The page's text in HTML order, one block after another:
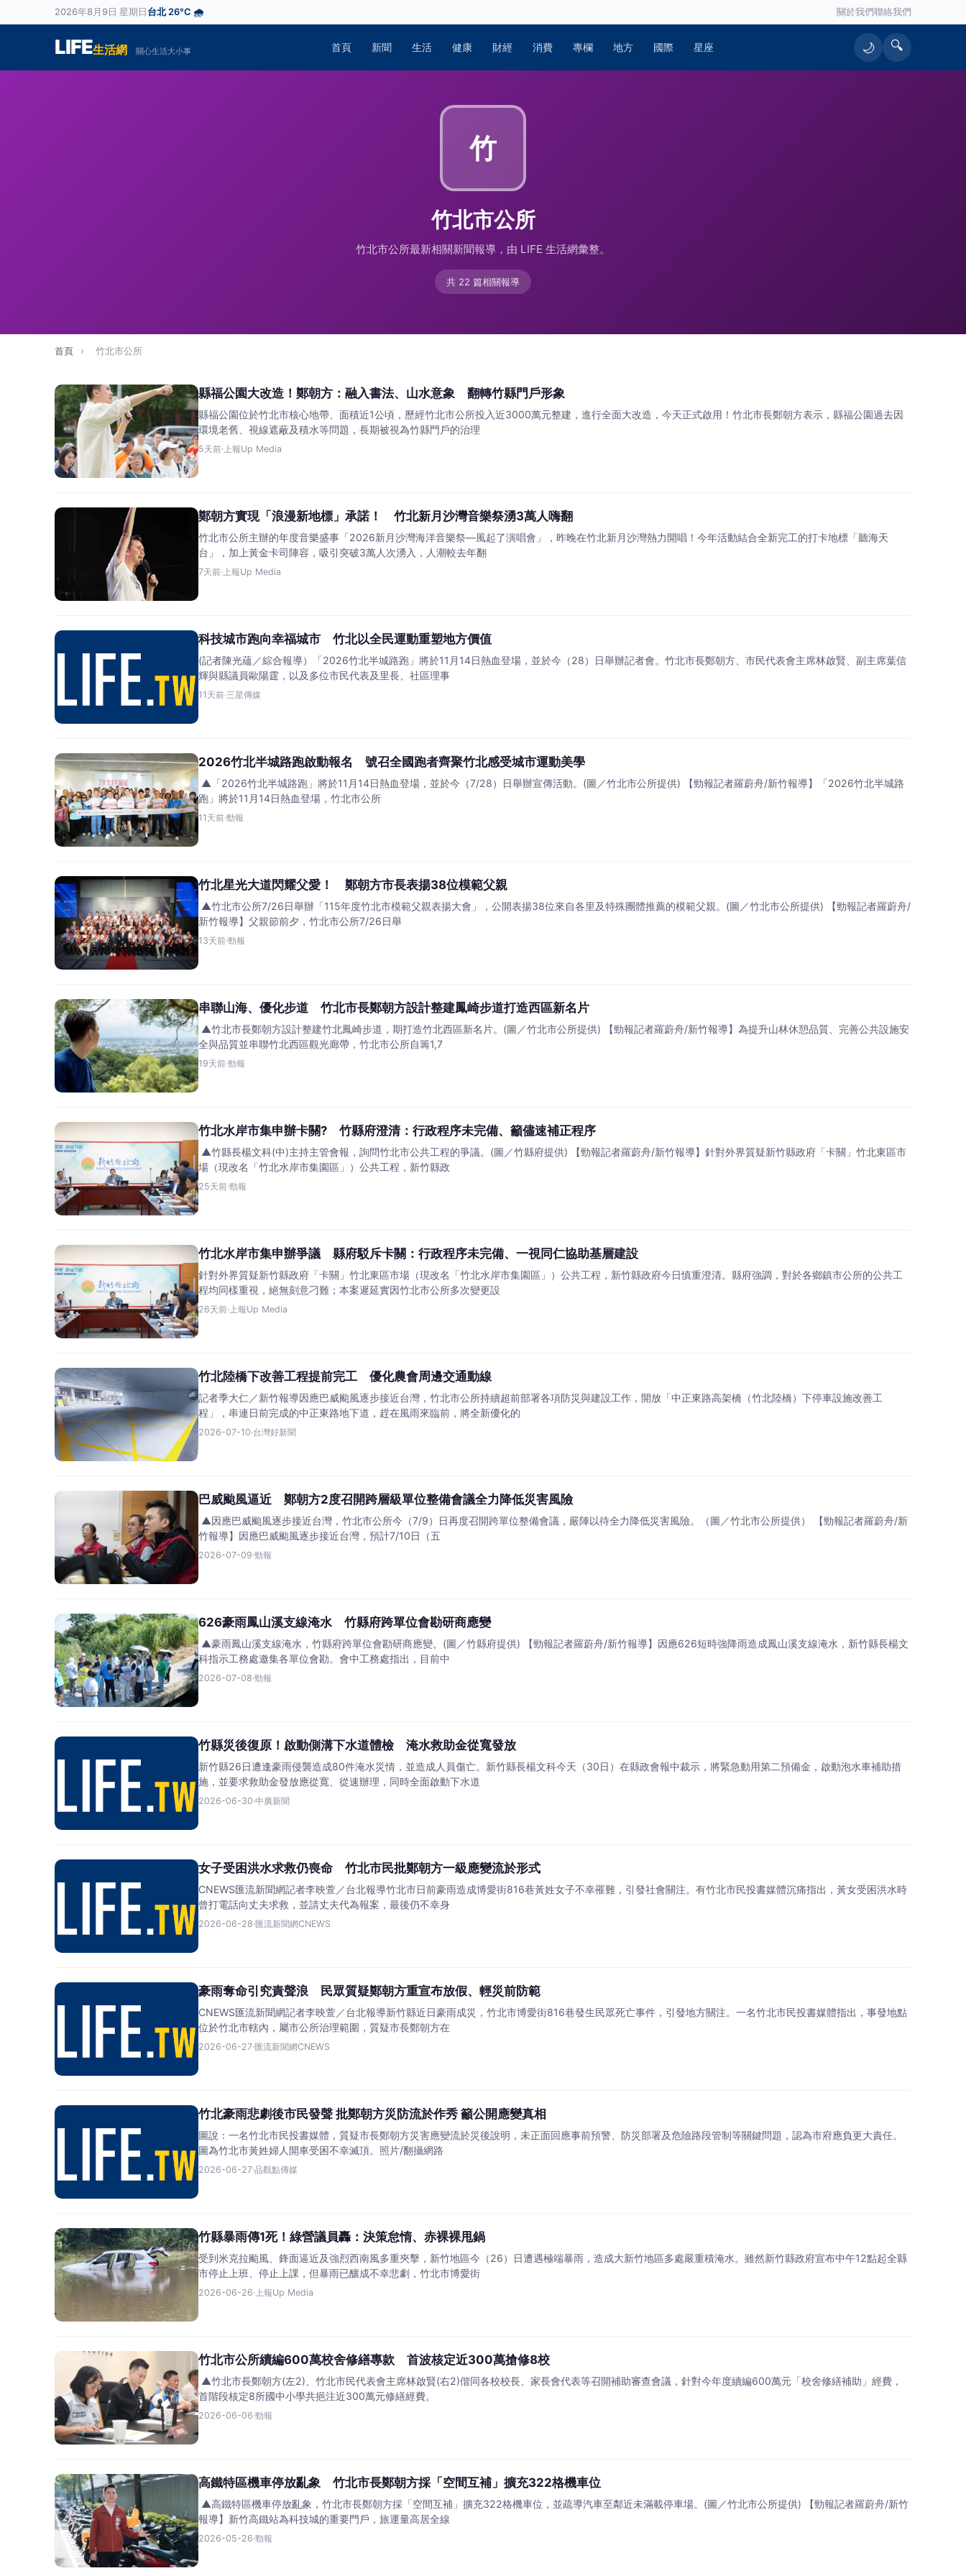
2026年8月9日 星期日 台北 26°C 🌧️ 關於我們聯絡我們
LIFE生活網 關心生活大小事 首頁 新聞 生活 健康 財經 消費 專欄 地方 國際 星座 🌙 🔍
竹
竹北市公所
竹北市公所最新相關新聞報導，由 LIFE 生活網彙整。
共 22 篇相關報導
首頁 › 竹北市公所
縣福公園大改造！鄭朝方：融入書法、山水意象 翻轉竹縣門戶形象
縣福公園位於竹北市核心地帶、面積近1公頃，歷經竹北市公所投入近3000萬元整建，進行全面大改造，今天正式啟用！竹北市長鄭朝方表示，縣福公園過去因
環境老舊、視線遮蔽及積水等問題，長期被視為竹縣門戶的治理
5天前·上報Up Media
鄭朝方實現「浪漫新地標」承諾！ 竹北新月沙灣音樂祭湧3萬人嗨翻
​竹北市公所主辦的年度音樂盛事「2026新月沙灣海洋音樂祭—風起了演唱會」，昨晚在竹北新月沙灣熱力開唱！今年活動結合全新完工的打卡地標「聽海天
台」，加上黃金卡司陣容，吸引突破3萬人次湧入，人潮較去年翻
7天前·上報Up Media
科技城市跑向幸福城市 竹北以全民運動重塑地方價值
(記者陳光蘊／綜合報導）「2026竹北半城路跑」將於11月14日熱血登場，並於今（28）日舉辦記者會。竹北市長鄭朝方、市民代表會主席林啟賢、副主席葉信
輝與縣議員歐陽霆，以及多位市民代表及里長、社區理事
11天前·三星傳媒
2026竹北半城路跑啟動報名 號召全國跑者齊聚竹北感受城市運動美學
▲「2026竹北半城路跑」將於11月14日熱血登場，並於今（7/28）日舉辦宣傳活動。(圖／竹北市公所提供) 【勁報記者羅蔚舟/新竹報導】「2026竹北半城路
跑」將於11月14日熱血登場，竹北市公所
11天前·勁報
竹北星光大道閃耀父愛！ 鄭朝方市長表揚38位模範父親
▲竹北市公所7/26日舉辦「115年度竹北市模範父親表揚大會」，公開表揚38位來自各里及特殊團體推薦的模範父親。(圖／竹北市公所提供) 【勁報記者羅蔚舟/
新竹報導】父親節前夕，竹北市公所7/26日舉
13天前·勁報
串聯山海、優化步道 竹北市長鄭朝方設計整建鳳崎步道打造西區新名片
▲竹北市長鄭朝方設計整建竹北鳳崎步道，期打造竹北西區新名片。(圖／竹北市公所提供) 【勁報記者羅蔚舟/新竹報導】為提升山林休憩品質、完善公共設施安
全與品質並串聯竹北西區觀光廊帶，竹北市公所自籌1,7
19天前·勁報
竹北水岸市集申辦卡關? 竹縣府澄清：行政程序未完備、籲儘速補正程序
▲竹縣長楊文科(中)主持主管會報，詢問竹北市公共工程的爭議。(圖／竹縣府提供) 【勁報記者羅蔚舟/新竹報導】針對外界質疑新竹縣政府「卡關」竹北東區市
場（現改名「竹北水岸市集園區」）公共工程，新竹縣政
25天前·勁報
竹北水岸市集申辦爭議 縣府駁斥卡關：行政程序未完備、一視同仁協助基層建設
針對外界質疑新竹縣政府「卡關」竹北東區市場（現改名「竹北水岸市集園區」）公共工程，新竹縣政府今日慎重澄清。縣府強調，對於各鄉鎮市公所的公共工
程均同樣重視，絕無刻意刁難；本案遲延實因竹北市公所多次變更設
26天前·上報Up Media
竹北陸橋下改善工程提前完工 優化農會周邊交通動線
記者季大仁／新竹報導因應巴威颱風逐步接近台灣，竹北市公所持續超前部署各項防災與建設工作，開放「中正東路高架橋（竹北陸橋）下停車設施改善工
程」，串連日前完成的中正東路地下道，趕在風雨來臨前，將全新優化的
2026-07-10·台灣好新聞
巴威颱風逼近 鄭朝方2度召開跨層級單位整備會議全力降低災害風險
▲因應巴威颱風逐步接近台灣，竹北市公所今（7/9）日再度召開跨單位整備會議，嚴陣以待全力降低災害風險。（圖／竹北市公所提供） 【勁報記者羅蔚舟/新
竹報導】因應巴威颱風逐步接近台灣，預計7/10日（五
2026-07-09·勁報
626豪雨鳳山溪支線淹水 竹縣府跨單位會勘研商應變
▲豪雨鳳山溪支線淹水，竹縣府跨單位會勘研商應變。(圖／竹縣府提供) 【勁報記者羅蔚舟/新竹報導】因應626短時強降雨造成鳳山溪支線淹水，新竹縣長楊文
科指示工務處邀集各單位會勘。會中工務處指出，目前中
2026-07-08·勁報
竹縣災後復原！啟動側溝下水道體檢 淹水救助金從寬發放
新竹縣26日遭逢豪雨侵襲造成80件淹水災情，並造成人員傷亡。新竹縣長楊文科今天（30日）在縣政會報中裁示，將緊急動用第二預備金，啟動泡水車補助措
施，並要求救助金發放應從寬、從速辦理，同時全面啟動下水道
2026-06-30·中廣新聞
女子受困洪水求救仍喪命 竹北市民批鄭朝方一級應變流於形式
CNEWS匯流新聞網記者李映萱／台北報導竹北市日前豪雨造成博愛街816巷黃姓女子不幸罹難，引發社會關注。有竹北市民投書媒體沉痛指出，黃女受困洪水時
曾打電話向丈夫求救，並請丈夫代為報案，最後仍不幸身
2026-06-28·匯流新聞網CNEWS
豪雨奪命引究責聲浪 民眾質疑鄭朝方重宣布放假、輕災前防範
CNEWS匯流新聞網記者李映萱／台北報導新竹縣近日豪雨成災，竹北市博愛街816巷發生民眾死亡事件，引發地方關注。一名竹北市民投書媒體指出，事發地點
位於竹北市轄內，屬市公所治理範圍，質疑市長鄭朝方在
2026-06-27·匯流新聞網CNEWS
竹北豪雨悲劇後市民發聲 批鄭朝方災防流於作秀 籲公開應變真相
圖說：一名竹北市民投書媒體，質疑市長鄭朝方災害應變流於災後說明，未正面回應事前預警、防災部署及危險路段管制等關鍵問題，認為市府應負更大責任。
圖為竹北市黃姓婦人開車受困不幸滅頂。照片/翻攝網路
2026-06-27·品觀點傳媒
竹縣暴雨傳1死！綠營議員轟：決策怠惰、赤裸裸甩鍋
受到米克拉颱風、鋒面逼近及強烈西南風多重夾擊，新竹地區今（26）日遭遇極端暴雨，造成大新竹地區多處嚴重積淹水。雖然新竹縣政府宣布中午12點起全縣
市停止上班、停止上課，但暴雨已釀成不幸悲劇，竹北市博愛街
2026-06-26·上報Up Media
竹北市公所續編600萬校舍修繕專款 首波核定近300萬搶修8校
▲竹北市長鄭朝方(左2)、竹北市民代表會主席林啟賢(右2)偕同各校校長、家長會代表等召開補助審查會議，針對今年度續編600萬元「校舍修繕補助」經費，
首階段核定8所國中小學共挹注近300萬元修繕經費。
2026-06-06·勁報
高鐵特區機車停放亂象 竹北市長鄭朝方採「空間互補」擴充322格機車位
▲高鐵特區機車停放亂象，竹北市長鄭朝方採「空間互補」擴充322格機車位，並疏導汽車至鄰近未滿載停車場。(圖／竹北市公所提供) 【勁報記者羅蔚舟/新竹
報導】新竹高鐵站為科技城的重要門戶，旅運量高居全線
2026-05-26·勁報